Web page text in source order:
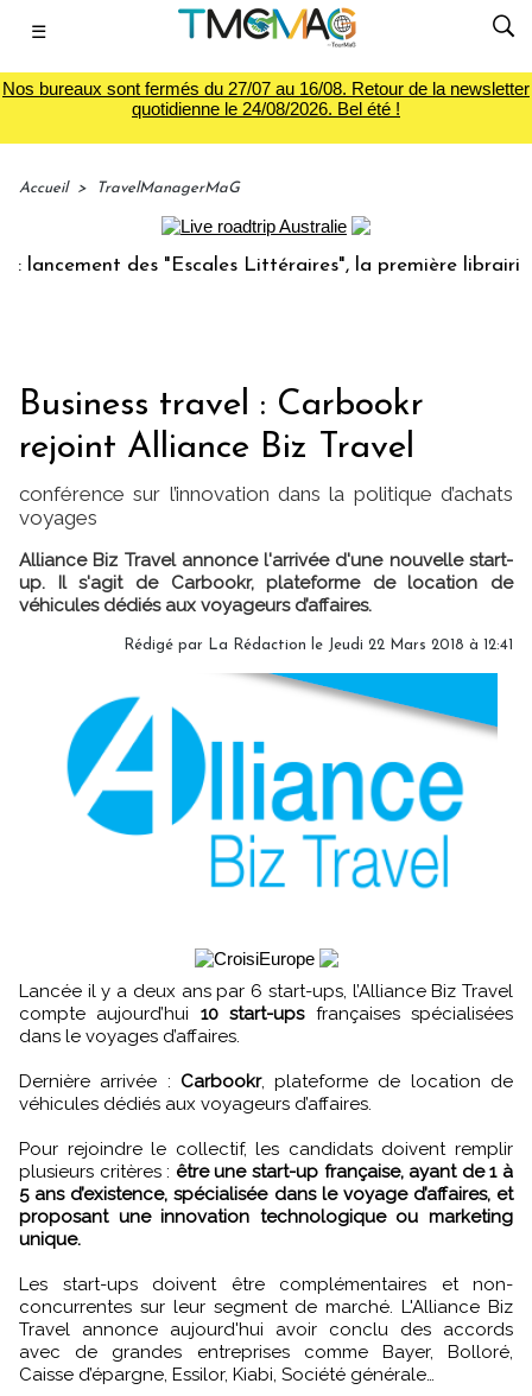
☰
Nos bureaux sont fermés du 27/07 au 16/08. Retour de la newsletter
quotidienne le 24/08/2026. Bel été !
Accueil > TravelManagerMaG
des "Escales Littéraires", la première librairie du
Business travel : Carbookr
rejoint Alliance Biz Travel
conférence sur l’innovation dans la politique d’achats
voyages
Alliance Biz Travel annonce l'arrivée d'une nouvelle start-
up. Il s'agit de Carbookr, plateforme de location de
véhicules dédiés aux voyageurs d’affaires.
Rédigé par La Rédaction le Jeudi 22 Mars 2018 à 12:41
Lancée il y a deux ans par 6 start-ups, l’Alliance Biz Travel
compte aujourd’hui 10 start-upsfrançaises spécialisées
dans le voyages d’affaires.
Dernière arrivée : Carbookr, plateforme de location de
véhicules dédiés aux voyageurs d’affaires.
Pour rejoindre le collectif, les candidats doivent remplir
plusieurs critères : être une start-up française, ayant de 1 à
5 ans d’existence, spécialisée dans le voyage d’affaires, et
proposant une innovation technologique ou marketing
unique.
Les start-ups doivent être complémentaires et non-
concurrentes sur leur segment de marché. L'Alliance Biz
Travel annonce aujourd'hui avoir conclu des accords
avec de grandes entreprises comme Bayer, Bolloré,
Caisse d’épargne, Essilor, Kiabi, Société générale…